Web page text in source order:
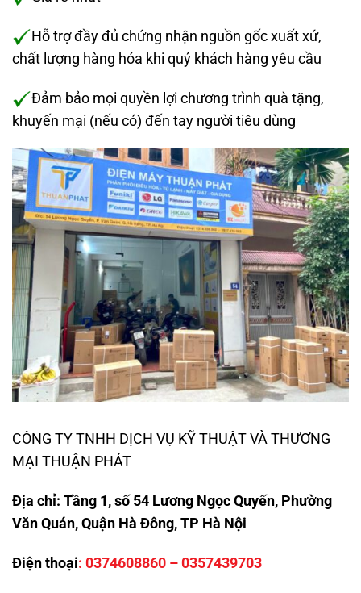
Hỗ trợ đầy đủ chứng nhận nguồn gốc xuất xứ,
chất lượng hàng hóa khi quý khách hàng yêu cầu
Đảm bảo mọi quyền lợi chương trình quà tặng,
khuyến mại (nếu có) đến tay người tiêu dùng
CÔNG TY TNHH DỊCH VỤ KỸ THUẬT VÀ THƯƠNG
MẠI THUẬN PHÁT
Địa chỉ: Tầng 1, số 54 Lương Ngọc Quyến, Phường
Văn Quán, Quận Hà Đông, TP Hà Nội
Điện thoại: 0374608860 – 0357439703